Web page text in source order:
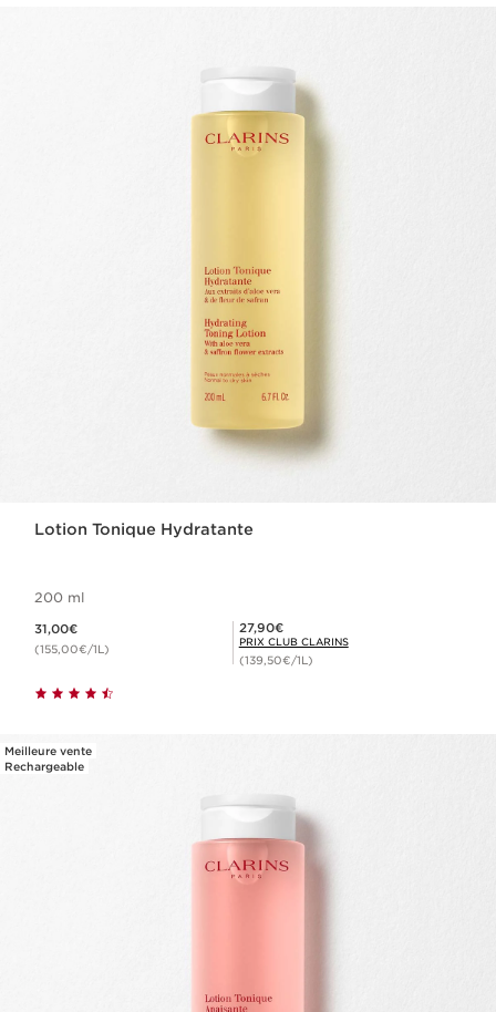
Lotion Tonique Hydratante
200 ml
31,00€
(155,00€/1L)
Prix Club Clarins 27,90€
27,90€
PRIX CLUB CLARINS
(139,50€/1L)
Meilleure vente
Rechargeable